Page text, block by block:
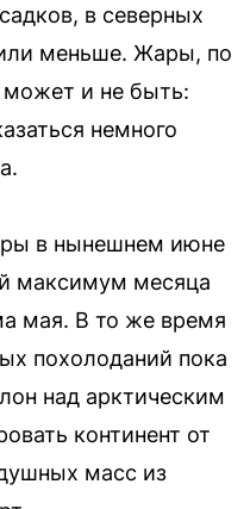
в северных
меньше. Жары, по
может и не быть:
немного
в нынешнем июне
максимум месяца
мая. В то же время
похолоданий пока
над арктическим
континент от
масс из